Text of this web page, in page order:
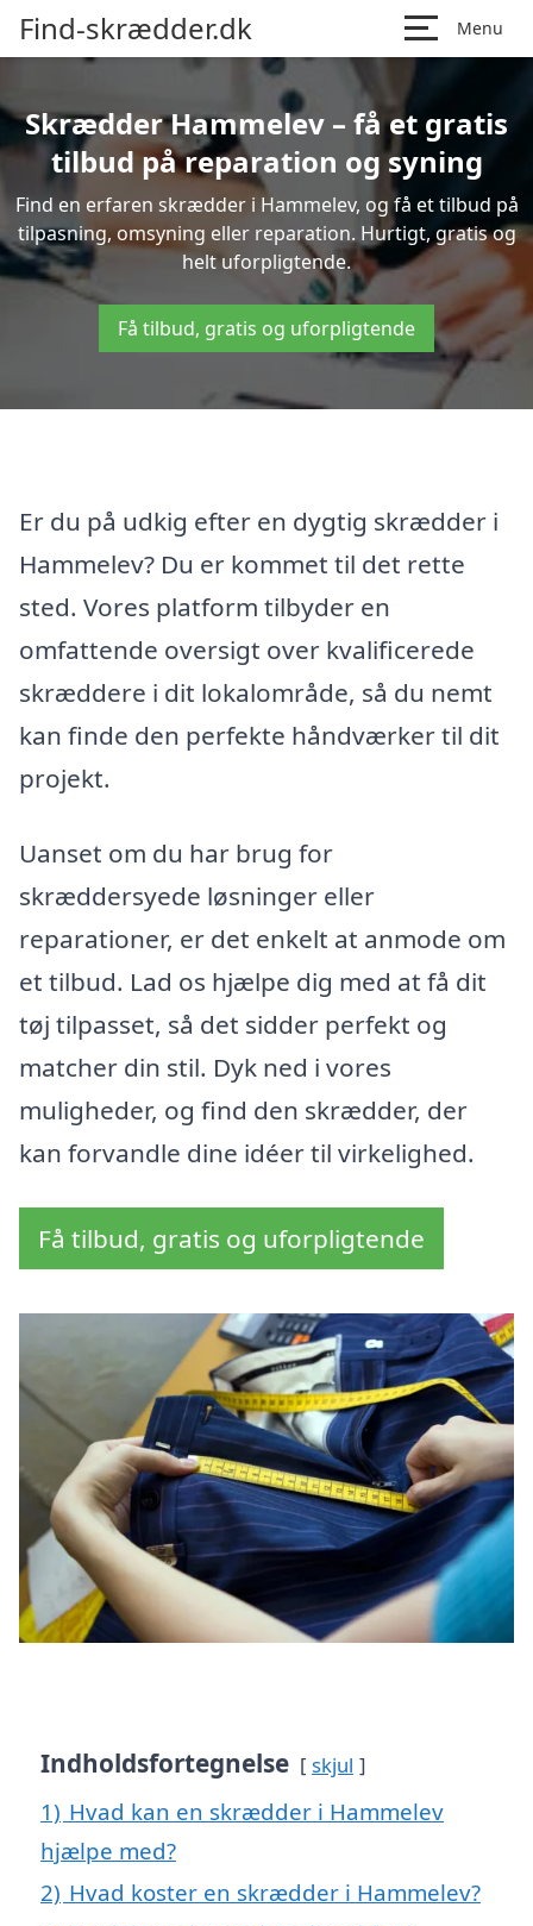
Find-skrædder.dk Menu
Skrædder Hammelev – få et gratis
tilbud på reparation og syning
Find en erfaren skrædder i Hammelev, og få et tilbud på
tilpasning, omsyning eller reparation. Hurtigt, gratis og
helt uforpligtende.
Få tilbud, gratis og uforpligtende
Er du på udkig efter en dygtig skrædder i
Hammelev? Du er kommet til det rette
sted. Vores platform tilbyder en
omfattende oversigt over kvalificerede
skræddere i dit lokalområde, så du nemt
kan finde den perfekte håndværker til dit
projekt.
Uanset om du har brug for
skræddersyede løsninger eller
reparationer, er det enkelt at anmode om
et tilbud. Lad os hjælpe dig med at få dit
tøj tilpasset, så det sidder perfekt og
matcher din stil. Dyk ned i vores
muligheder, og find den skrædder, der
kan forvandle dine idéer til virkelighed.
Få tilbud, gratis og uforpligtende
Indholdsfortegnelse skjul
1) Hvad kan en skrædder i Hammelev
hjælpe med?
2) Hvad koster en skrædder i Hammelev?